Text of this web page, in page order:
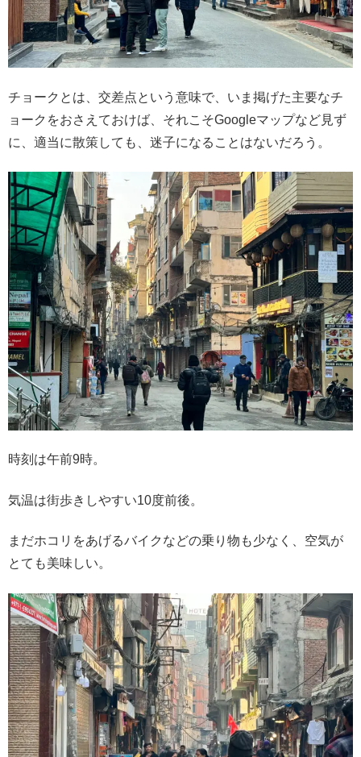
チョークとは、交差点という意味で、いま掲げた主要なチ
ョークをおさえておけば、それこそGoogleマップなど見ず
に、適当に散策しても、迷子になることはないだろう。
時刻は午前9時。
気温は街歩きしやすい10度前後。
まだホコリをあげるバイクなどの乗り物も少なく、空気が
とても美味しい。